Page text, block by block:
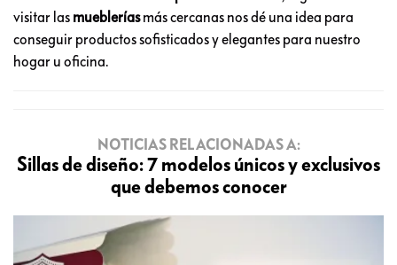
visitar las muebleríasmás cercanas nos dé una idea para
conseguir productos sofisticados y elegantes para nuestro
hogar u oficina.
NOTICIAS RELACIONADAS A:
Sillas de diseño: 7 modelos únicos y exclusivos
que debemos conocer